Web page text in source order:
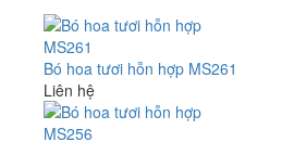
Bó hoa tươi hỗn hợp MS261
Liên hệ